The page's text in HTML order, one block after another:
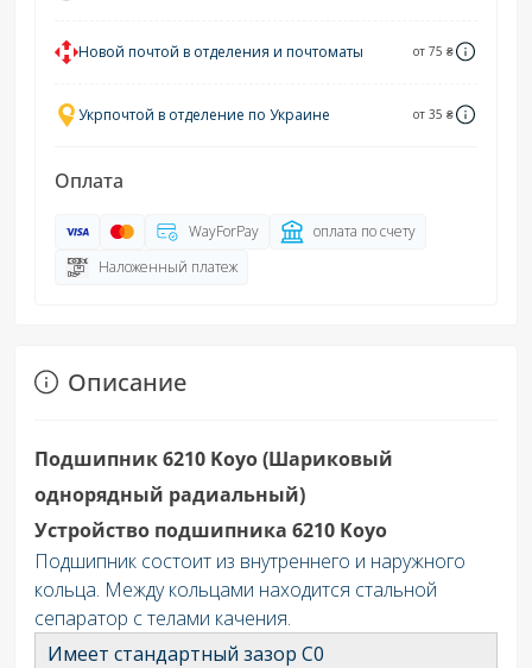
Новой почтой в отделения и почтоматы от 75 ₴
Укрпочтой в отделение по Украине от 35 ₴
Оплата
WayForPay
оплата по счету
Наложенный платеж
Описание
Подшипник 6210 Koyo (Шариковый
однорядный радиальный)
Устройство подшипника 6210 Koyo
Подшипник состоит из внутреннего и наружного
кольца. Между кольцами находится стальной
сепаратор с телами качения.
Имеет стандартный зазор C0